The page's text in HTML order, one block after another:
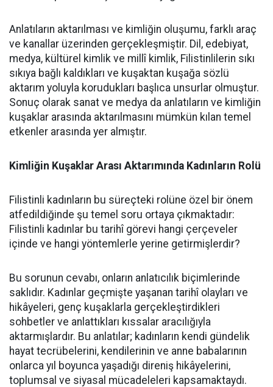
Anlatıların aktarılması ve kimliğin oluşumu, farklı araç
ve kanallar üzerinden gerçekleşmiştir. Dil, edebiyat,
medya, kültürel kimlik ve millî kimlik, Filistinlilerin sıkı
sıkıya bağlı kaldıkları ve kuşaktan kuşağa sözlü
aktarım yoluyla korudukları başlıca unsurlar olmuştur.
Sonuç olarak sanat ve medya da anlatıların ve kimliğin
kuşaklar arasında aktarılmasını mümkün kılan temel
etkenler arasında yer almıştır.
Kimliğin Kuşaklar Arası Aktarımında Kadınların Rolü
Filistinli kadınların bu süreçteki rolüne özel bir önem
atfedildiğinde şu temel soru ortaya çıkmaktadır:
Filistinli kadınlar bu tarihî görevi hangi çerçeveler
içinde ve hangi yöntemlerle yerine getirmişlerdir?
Bu sorunun cevabı, onların anlatıcılık biçimlerinde
saklıdır. Kadınlar geçmişte yaşanan tarihî olayları ve
hikâyeleri, genç kuşaklarla gerçekleştirdikleri
sohbetler ve anlattıkları kıssalar aracılığıyla
aktarmışlardır. Bu anlatılar; kadınların kendi gündelik
hayat tecrübelerini, kendilerinin ve anne babalarının
onlarca yıl boyunca yaşadığı direniş hikâyelerini,
toplumsal ve siyasal mücadeleleri kapsamaktaydı.